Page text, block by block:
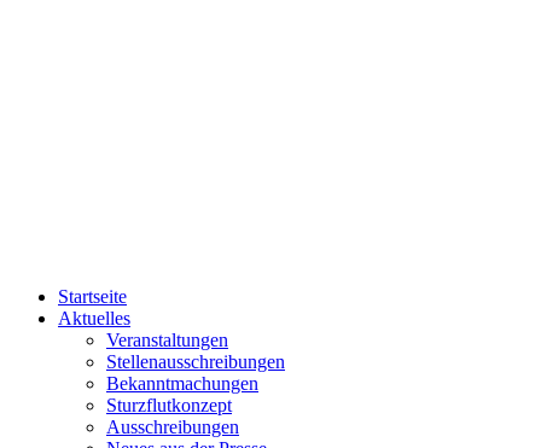
Startseite
Aktuelles
Veranstaltungen
Stellenausschreibungen
Bekanntmachungen
Sturzflutkonzept
Ausschreibungen